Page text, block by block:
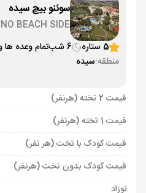
سوئنو بیچ سیده
BEACH SIDE
5 ستاره
6 شب تمام وعده
منطقه:سیده
قیمت 2 تخته (هرنفر)
قیمت 1 تخته (هرنفر)
قیمت کودک با تخت (هر نفر)
قیمت کودک بدون تخت (هرنفر)
نوزاد